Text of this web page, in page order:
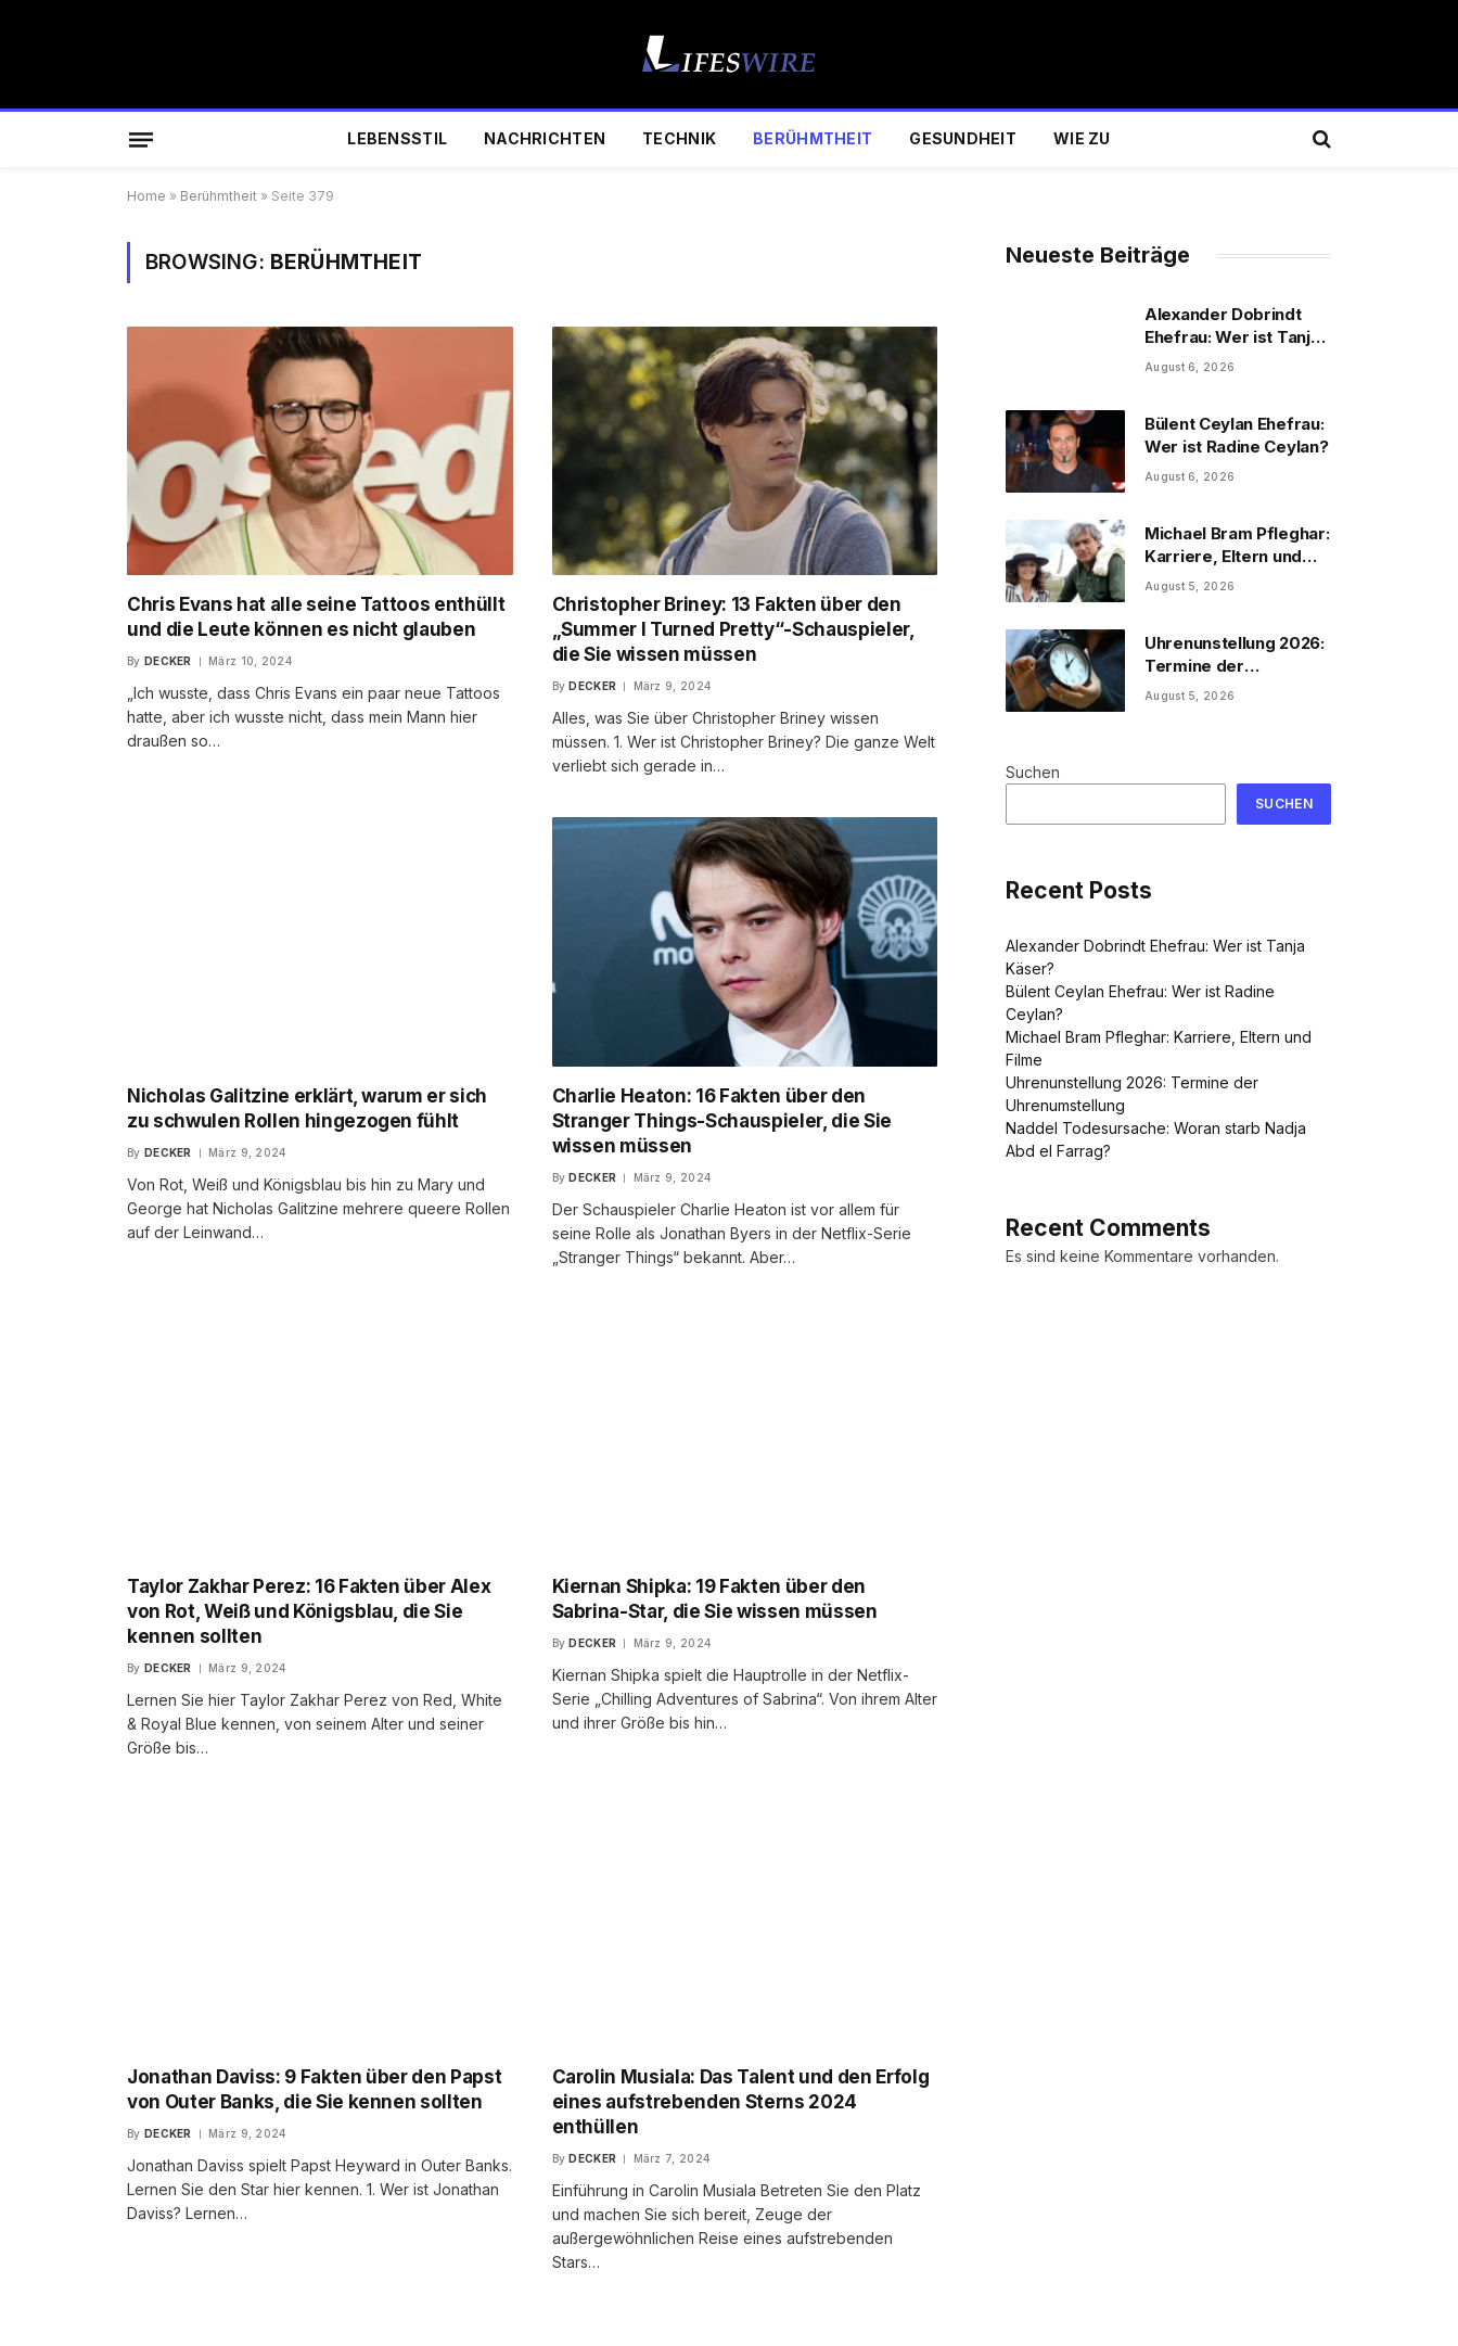
LEBENSSTIL NACHRICHTEN TECHNIK BERÜHMTHEIT GESUNDHEIT WIE ZU
Home » Berühmtheit » Seite 379
BROWSING: BERÜHMTHEIT
Chris Evans hat alle seine Tattoos enthüllt
und die Leute können es nicht glauben
By DECKER März 10, 2024
„Ich wusste, dass Chris Evans ein paar neue Tattoos
hatte, aber ich wusste nicht, dass mein Mann hier
draußen so…
Christopher Briney: 13 Fakten über den
„Summer I Turned Pretty“-Schauspieler,
die Sie wissen müssen
By DECKER März 9, 2024
Alles, was Sie über Christopher Briney wissen
müssen. 1. Wer ist Christopher Briney? Die ganze Welt
verliebt sich gerade in…
Nicholas Galitzine erklärt, warum er sich
zu schwulen Rollen hingezogen fühlt
By DECKER März 9, 2024
Von Rot, Weiß und Königsblau bis hin zu Mary und
George hat Nicholas Galitzine mehrere queere Rollen
auf der Leinwand…
Charlie Heaton: 16 Fakten über den
Stranger Things-Schauspieler, die Sie
wissen müssen
By DECKER März 9, 2024
Der Schauspieler Charlie Heaton ist vor allem für
seine Rolle als Jonathan Byers in der Netflix-Serie
„Stranger Things“ bekannt. Aber…
Taylor Zakhar Perez: 16 Fakten über Alex
von Rot, Weiß und Königsblau, die Sie
kennen sollten
By DECKER März 9, 2024
Lernen Sie hier Taylor Zakhar Perez von Red, White
& Royal Blue kennen, von seinem Alter und seiner
Größe bis…
Kiernan Shipka: 19 Fakten über den
Sabrina-Star, die Sie wissen müssen
By DECKER März 9, 2024
Kiernan Shipka spielt die Hauptrolle in der Netflix-
Serie „Chilling Adventures of Sabrina“. Von ihrem Alter
und ihrer Größe bis hin…
Jonathan Daviss: 9 Fakten über den Papst
von Outer Banks, die Sie kennen sollten
By DECKER März 9, 2024
Jonathan Daviss spielt Papst Heyward in Outer Banks.
Lernen Sie den Star hier kennen. 1. Wer ist Jonathan
Daviss? Lernen…
Carolin Musiala: Das Talent und den Erfolg
eines aufstrebenden Sterns 2024
enthüllen
By DECKER März 7, 2024
Einführung in Carolin Musiala Betreten Sie den Platz
und machen Sie sich bereit, Zeuge der
außergewöhnlichen Reise eines aufstrebenden
Stars…
Neueste Beiträge
Alexander Dobrindt
Ehefrau: Wer ist Tanja
Käser?
August 6, 2026
Bülent Ceylan Ehefrau:
Wer ist Radine Ceylan?
August 6, 2026
Michael Bram Pfleghar:
Karriere, Eltern und
Filme
August 5, 2026
Uhrenunstellung 2026:
Termine der
Uhrenumstellung
August 5, 2026
Suchen
SUCHEN
Recent Posts
Alexander Dobrindt Ehefrau: Wer ist Tanja
Käser?
Bülent Ceylan Ehefrau: Wer ist Radine
Ceylan?
Michael Bram Pfleghar: Karriere, Eltern und
Filme
Uhrenunstellung 2026: Termine der
Uhrenumstellung
Naddel Todesursache: Woran starb Nadja
Abd el Farrag?
Recent Comments
Es sind keine Kommentare vorhanden.